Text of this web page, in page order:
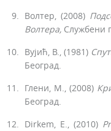
Волтер, (2008)
Волтера, Службени
Вујић, В., (1981)
Београд.
Глени, М., (2008)
Београд.
Dirkem, E., (2010)